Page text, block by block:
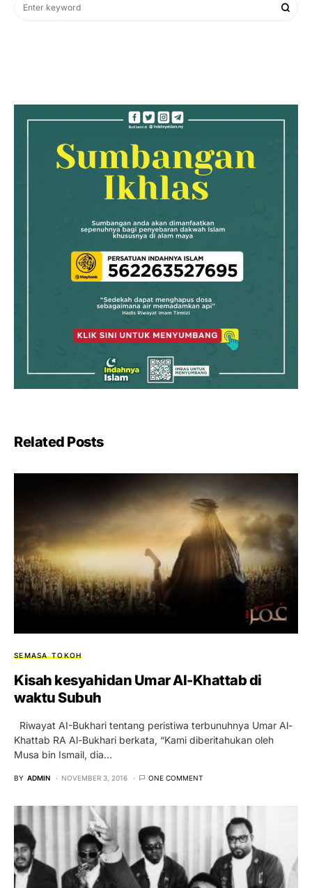
Related Posts
SEMASA TOKOH
Kisah kesyahidan Umar Al-Khattab di
waktu Subuh
Riwayat AI-Bukhari tentang peristiwa terbunuhnya Umar Al-
Khattab RA Al-Bukhari berkata, “Kami diberitahukan oleh
Musa bin Ismail, dia…
BY ADMIN NOVEMBER 3, 2016 ONE COMMENT